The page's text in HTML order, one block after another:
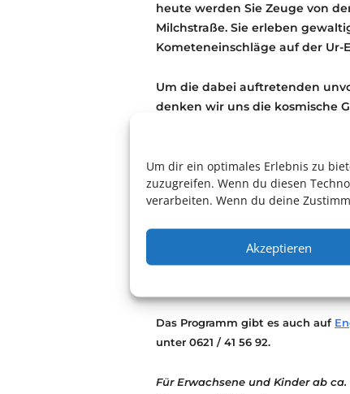
Um dir ein optimales Erlebnis zu
zuzugreifen. Wenn du diesen
verarbeiten. Wenn du deine
Akzeptieren
heute werden Sie Zeuge von
Milchstraße. Sie erleben
Kometeneinschläge auf der
Um die dabei auftretenden
denken wir uns die kosmische
Universum wäre demnach am
Millionen Jahren in der
„realen“ Jahren fiele auf den
heutige Zeit, in der wir das
kurz vor Mitternacht. Kommen
Eine Produktion zehn
Mannheim, unter der
Das Programm gibt es auch auf
unter 0621 / 41 56 92.
Für Erwachsene und Kinder ab ca.